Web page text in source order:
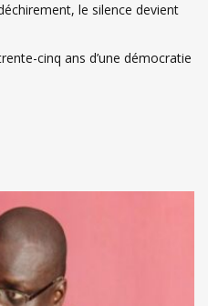
le silence devient
cinq ans d’une démocratie